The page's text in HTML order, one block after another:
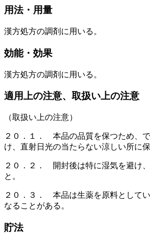
用法・用量
漢方処方の調剤に用いる。
効能・効果
漢方処方の調剤に用いる。
適用上の注意、取扱い上の注意
（取扱い上の注意）
２０．１． 本品の品質を保つため、
け、直射日光の当たらない涼しい所に保
２０．２． 開封後は特に湿気を避け
と。
２０．３． 本品は生薬を原料として
なることがある。
貯法